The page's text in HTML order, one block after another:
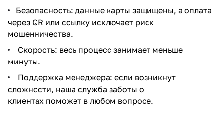
Безопасность: данные карты защищены, а оплата
через QR или ссылку исключает риск
мошенничества.
Скорость: весь процесс занимает меньше
минуты.
Поддержка менеджера: если возникнут
сложности, наша служба заботы о
клиентах поможет в любом вопросе.